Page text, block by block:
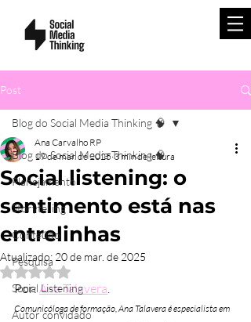
Post
Blog do Social Media Thinking 🧠
Planejamento
Storytelling
Conteúdo
Pesquisa
Social Listening
Autor convidado
Blog do Social Media Thinking 🧠
Social listening: o
sentimento está nas
entrelinhas
Ana Carvalho RP
19 de mar. de 2025 3 min de leitura
Atualizado: 20 de mar. de 2025
Avaliado com NaN de 5 estrelas.
Por: Ana Talavera.
Comunicóloga de formação, Ana Talavera é especialista em